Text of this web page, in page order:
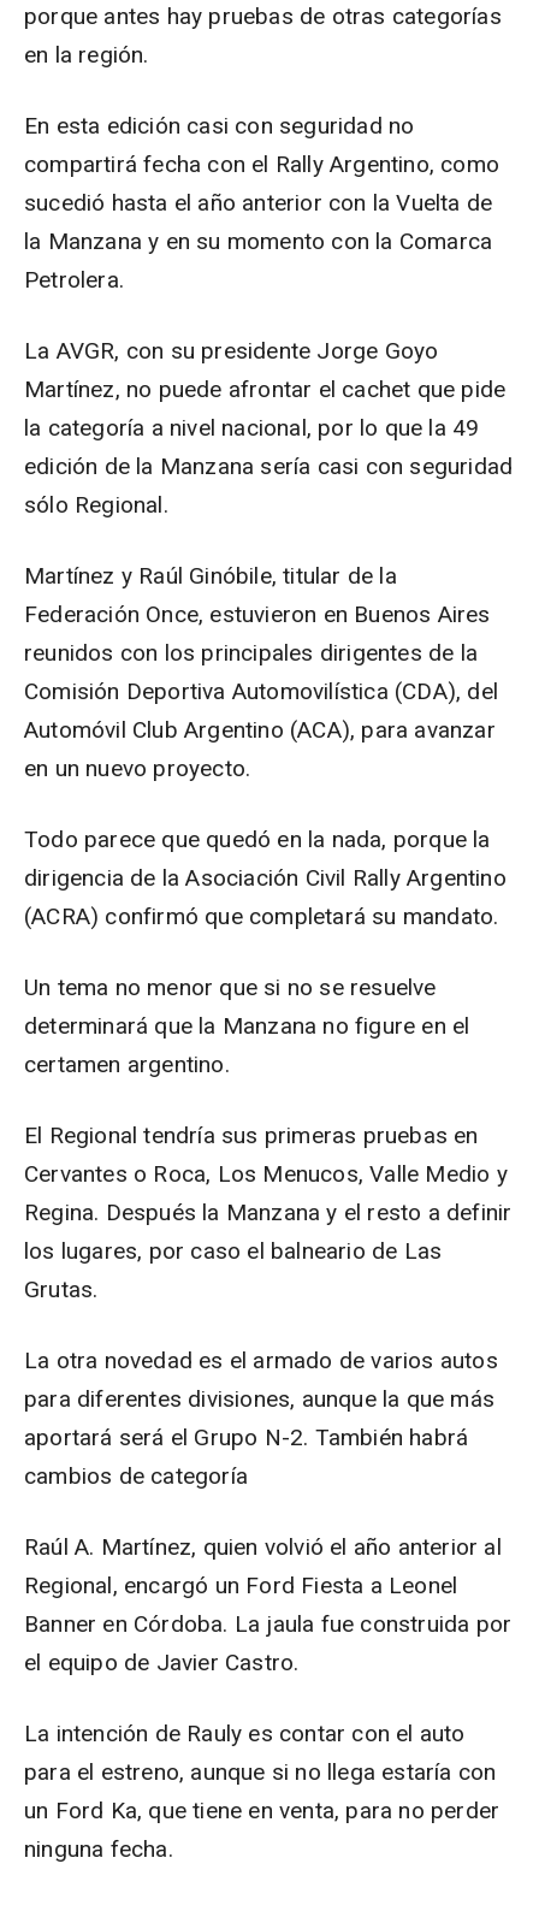
porque antes hay pruebas de otras categorías
en la región.
En esta edición casi con seguridad no
compartirá fecha con el Rally Argentino, como
sucedió hasta el año anterior con la Vuelta de
la Manzana y en su momento con la Comarca
Petrolera.
La AVGR, con su presidente Jorge Goyo
Martínez, no puede afrontar el cachet que pide
la categoría a nivel nacional, por lo que la 49
edición de la Manzana sería casi con seguridad
sólo Regional.
Martínez y Raúl Ginóbile, titular de la
Federación Once, estuvieron en Buenos Aires
reunidos con los principales dirigentes de la
Comisión Deportiva Automovilística (CDA), del
Automóvil Club Argentino (ACA), para avanzar
en un nuevo proyecto.
Todo parece que quedó en la nada, porque la
dirigencia de la Asociación Civil Rally Argentino
(ACRA) confirmó que completará su mandato.
Un tema no menor que si no se resuelve
determinará que la Manzana no figure en el
certamen argentino.
El Regional tendría sus primeras pruebas en
Cervantes o Roca, Los Menucos, Valle Medio y
Regina. Después la Manzana y el resto a definir
los lugares, por caso el balneario de Las
Grutas.
La otra novedad es el armado de varios autos
para diferentes divisiones, aunque la que más
aportará será el Grupo N-2. También habrá
cambios de categoría
Raúl A. Martínez, quien volvió el año anterior al
Regional, encargó un Ford Fiesta a Leonel
Banner en Córdoba. La jaula fue construida por
el equipo de Javier Castro.
La intención de Rauly es contar con el auto
para el estreno, aunque si no llega estaría con
un Ford Ka, que tiene en venta, para no perder
ninguna fecha.